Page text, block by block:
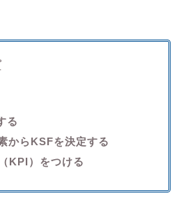
る
からKSFを決定する
KPI）をつける